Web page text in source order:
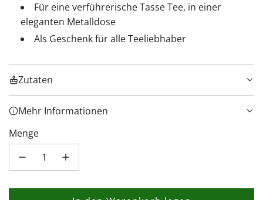
Für eine verführerische Tasse Tee, in einer
eleganten Metalldose
Als Geschenk für alle Teeliebhaber
Zutaten
Mehr Informationen
Menge